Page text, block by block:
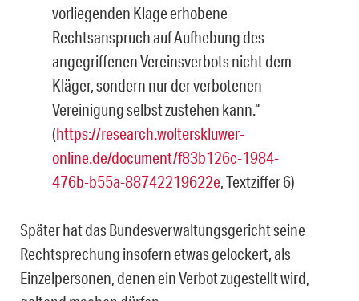
vorliegen­den Klage erhobene
Rechtsanspruch auf Aufhebung des
angegriffenen Vereinsver­bots nicht dem
Kläger, sondern nur der verbotenen
Vereinigung selbst zustehen kann.“
(https://research.wolterskluwer-
online.de/document/f83b126c-1984-
476b-b55a-88742219622e, Textziffer 6)
Später hat das Bundesverwaltungsgericht seine
Rechtsprechung insofern etwas gelo­ckert, als
Einzelpersonen, denen ein Verbot zugestellt wird,